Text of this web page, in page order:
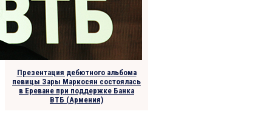
Презентация дебютного альбома
певицы Зары Маркосян состоялась
в Ереване при поддержке Банка
ВТБ (Армения)